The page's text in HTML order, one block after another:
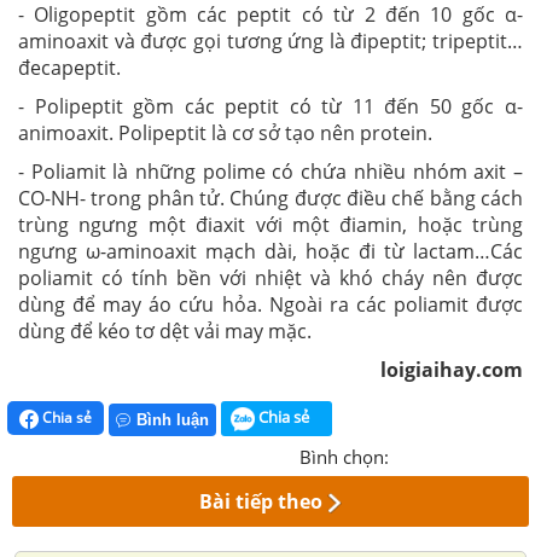
- Oligopeptit gồm các peptit có từ 2 đến 10 gốc α-
aminoaxit và được gọi tương ứng là đipeptit; tripeptit…
đecapeptit.
- Polipeptit gồm các peptit có từ 11 đến 50 gốc α-
animoaxit. Polipeptit là cơ sở tạo nên protein.
- Poliamit là những polime có chứa nhiều nhóm axit –
CO-NH- trong phân tử. Chúng được điều chế bằng cách
trùng ngưng một điaxit với một điamin, hoặc trùng
ngưng ω-aminoaxit mạch dài, hoặc đi từ lactam…Các
poliamit có tính bền với nhiệt và khó cháy nên được
dùng để may áo cứu hỏa. Ngoài ra các poliamit được
dùng để kéo tơ dệt vải may mặc.
loigiaihay.com
Chia sẻ Bình luận Chia sẻ
Bình chọn:
Bài tiếp theo